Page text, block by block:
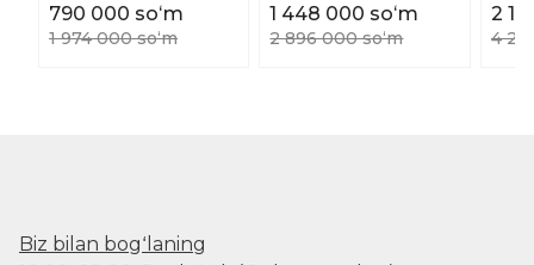
790 000 soʻm
1 974 000 soʻm
1 448 000 soʻm
2 896 000 soʻm
2
4
Biz bilan bogʻlaning